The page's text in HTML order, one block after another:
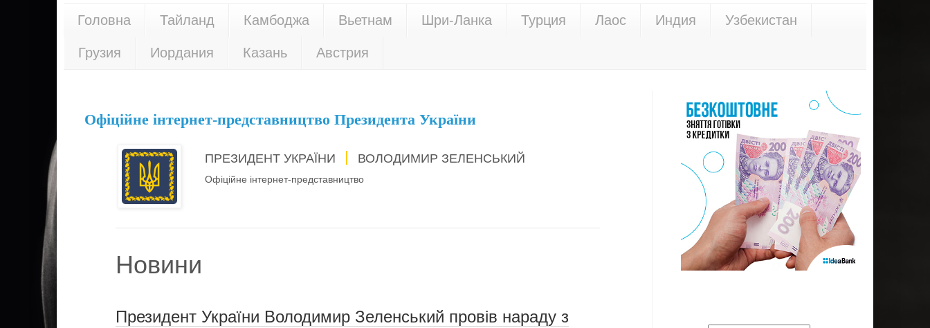
Головна Тайланд Камбоджа Вьетнам Шри-Ланка Турция Лаос Индия Узбекистан
Грузия Иордания Казань Австрия
Офіційне інтернет-представництво Президента України
ПРЕЗИДЕНТ УКРАЇНИ ВОЛОДИМИР ЗЕЛЕНСЬКИЙ
Офіційне інтернет-представництво
Новини
Президент України Володимир Зеленський провів нараду з